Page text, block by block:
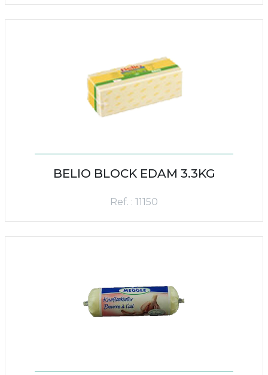
BELIO BLOCK EDAM 3.3KG
Ref. : 11150